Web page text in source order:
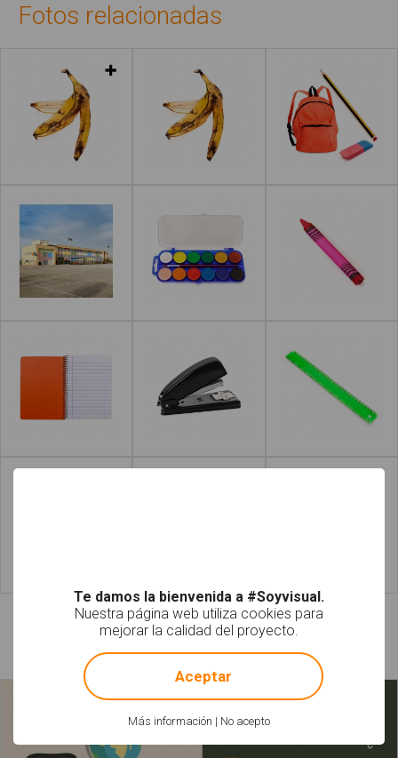
Fotos relacionadas
Leer más Leer más
Láminas relacionadas
Te damos la bienvenida a #Soyvisual.
Nuestra página web utiliza cookies para
mejorar la calidad del proyecto.
Más información | No acepto
! Not valid!
Aceptar